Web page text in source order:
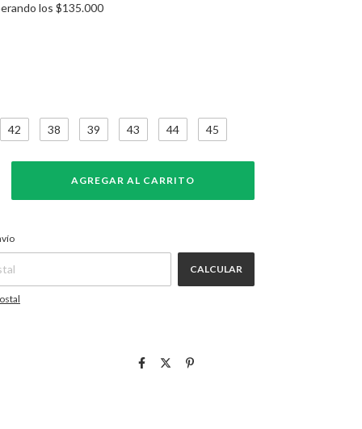
los $135.000
42 38 39 43 44 45
CALCULAR